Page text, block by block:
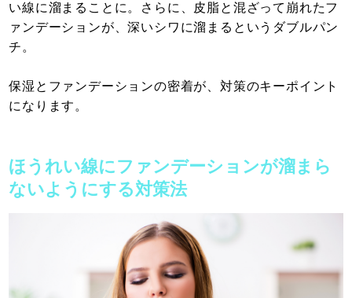
い線に溜まることに。さらに、皮脂と混ざって崩れたフ
ァンデーションが、深いシワに溜まるというダブルパン
チ。
保湿とファンデーションの密着が、対策のキーポイント
になります。
ほうれい線にファンデーションが溜まら
ないようにする対策法